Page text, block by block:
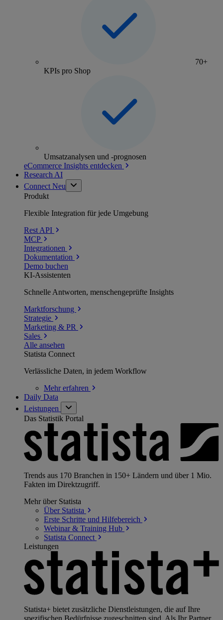
70+
KPIs pro Shop
Umsatzanalysen und -prognosen
eCommerce Insights entdecken
Research AI
Connect Neu
Produkt
Flexible Integration für jede Umgebung
Rest API
MCP
Integrationen
Dokumentation
Demo buchen
KI-Assistenten
Schnelle Antworten, menschengeprüfte Insights
Marktforschung
Strategie
Marketing & PR
Sales
Alle ansehen
Statista Connect
Verlässliche Daten, in jedem Workflow
Mehrerfahren
Daily Data
Leistungen
Das Statistik Portal
Trends aus 170 Branchen in 150+ Ländern und über 1 Mio.
Fakten im Direktzugriff.
Mehr über Statista
Über Statista
Erste Schritte und Hilfebereich
Webinar & Training Hub
Statista Connect
Leistungen
Statista+ bietet zusätzliche Dienstleistungen, die auf Ihre
spezifischen Bedürfnisse zugeschnitten sind. Als Ihr Partner